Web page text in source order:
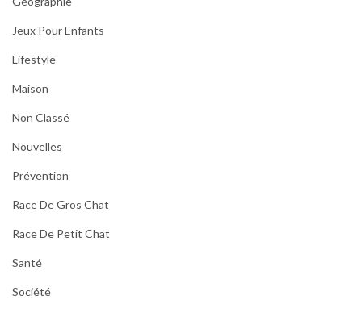
Jeux Pour Enfants
Lifestyle
Maison
Non Classé
Nouvelles
Prévention
Race De Gros Chat
Race De Petit Chat
Santé
Société